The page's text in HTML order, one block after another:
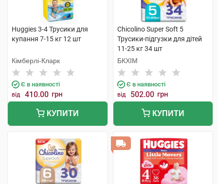
Huggies 3-4 Трусики для
купання 7-15 кг 12 шт
Кімберлі-Кларк
Є в наявності
від 410.00 грн
КУПИТИ
Chicolino Super Soft 5
Трусики-підгузки для дітей
11-25 кг 34 шт
БКХІМ
Є в наявності
від 502.00 грн
КУПИТИ